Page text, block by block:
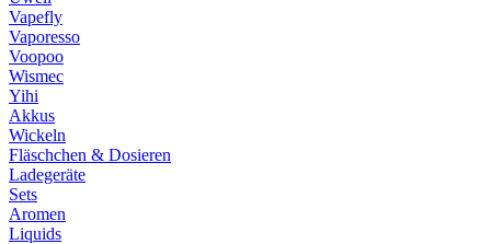
Vapefly
Vaporesso
Voopoo
Wismec
Yihi
Akkus
Wickeln
Fläschchen & Dosieren
Ladegeräte
Sets
Aromen
Liquids